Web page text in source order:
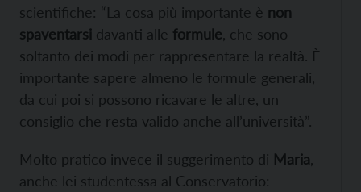
scientifiche: “La cosa più importante è non
spaventarsi davanti alle formule , che sono
soltanto dei modi per rappresentare la realtà. È
importante sapere almeno le formule generali,
da cui poi si possono ricavare le altre, un
consiglio che resta valido anche all’università”.
Molto pratico invece il suggerimento di Maria
anche lei studentessa al Conservatorio: